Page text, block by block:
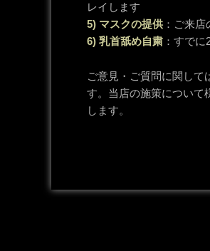
レイします
5) マスクの提供 ：ご来
6) 乳首舐め自粛 ：すで
ご意見・ご質問に関して
す。当店の施策について
します。